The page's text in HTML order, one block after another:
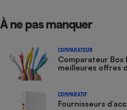
À ne pas manquer
COMPARATEUR
Comparateur
meilleures offres
COMPARATIF
Fournisseurs